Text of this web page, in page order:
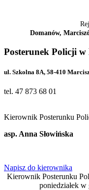
Domanów,
Posterunek Policji w
ul. Szkolna 8A, 58-410
tel. 47 873 68 01
Kierownik Posterunku
asp. Anna Słowińska
Napisz do kierownika
Kierownik Posterunku
poniedziałek